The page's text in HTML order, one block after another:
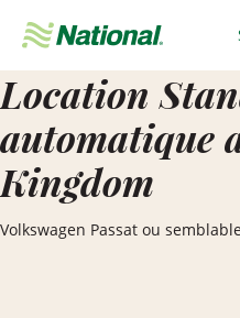
navigation
Location
automatique
Kingdom
Volkswagen Passat ou